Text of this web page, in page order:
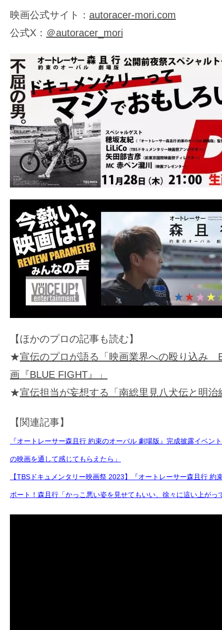
映画公式サイト： autoracer-mori.com
公式X： ＠autoracer_mori
【ほかのプロの記事も読む】
★宣伝のプロが語る「映画業界への殴り込み
画『BLUE FIGHT』」
★宣伝担当が妄想する「南総里見八犬伝と明治
【関連記事】
『オートレーサー森且行 約束のオーバル 劇場版』完成披露イベン
の映画を通して感じてもらえたら」
【TBSドキュメンタリー映画祭 2023】『オートレーサー森且行 約
ポート！森且行「かっこ悪い姿を見せてもいい、徐々に這い上がっ